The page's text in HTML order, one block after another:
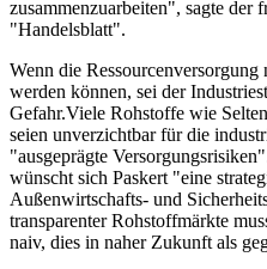
zusammenzuarbeiten", sagte der
"Handelsblatt".
Wenn die
werden können, sei der
Gefahr.Viele Rohstoffe wie
seien unverzichtbar für die
"ausgeprägte
wünscht sich Paskert "eine
Außenwirtschafts- und
transparenter Rohstoffmärkte
naiv, dies in naher Zukunft als